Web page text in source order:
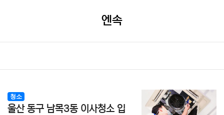
엔속
청소
울산 동구 남목3동 이사청소 입